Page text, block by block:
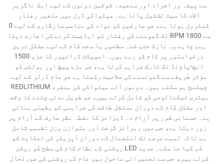
سے پیشہ ور افراد اور سنجیدہ شوقین دونوں کے لیے ایک ناگزیر
آلات کا سیٹ تشکیل پاتا ہے۔ میلواکی ڈرل میں متغیر رفتار
کنٹرول ہوتا ہے، جو صارفین کو مواد کی مناسب سازگاری کے لیے 0
سے 1800 RPM تک گھومنے کی رفتار کو ایڈجسٹ کرنے کی اجازت دیتا
ہے، چاہے وہ نازک ختم شدہ سطحوں یا سخت کام کے لیے مشکل ترین
درخواستوں پر کام کر رہے ہوں۔ امپیکٹ ڈرائیور کا جزو 1500
انچ-پاؤنڈ تک ٹارک فراہم کرتا ہے، جو بڑے پیچ اور بولٹس کو
مؤثر طریقے سے گھونسنے کی صلاحیت رکھتا ہے جو عام ڈرلز کے لیے
چیلنج ہو سکتے ہیں۔ دونوں آلے میلواکی کی منفرد REDLITHIUM
بیٹری ٹیکنالوجی کو شامل کرتے ہیں، جو طویل مدتی چلنے کا وقت
اور مشکل کام کے دوران مستقل طاقت کی فراہمی کو یقینی بناتی
ہے۔ جسمانی طور پر آرام دہ ڈیزائن کا نقطہ نظر صارف کے آرام پر
زور دیتا ہے، جس میں ربرائز گرفٹ اور متوازن وزن تقسیم شامل
ہے تاکہ لمبے عرصے تک استعمال کے دوران آپریٹر کی تھکاوٹ کو
کم کیا جا سکے۔ جدید LED روشنی کے نظام کام کی سطح کو روشن
کرتے ہیں، جس سے تعمیراتی ماحول میں عام کم روشنی کی صورتحال